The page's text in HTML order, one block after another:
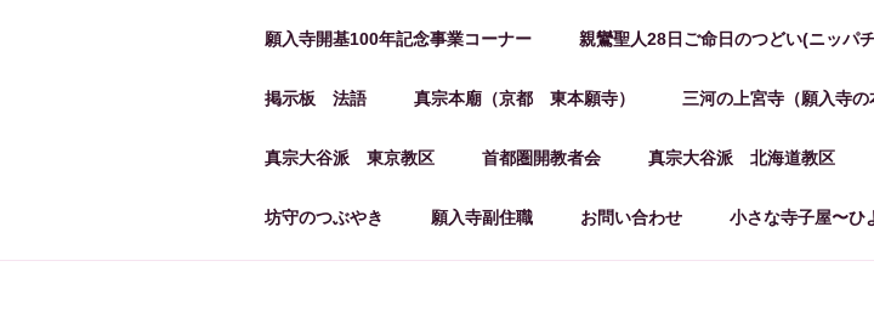
願入寺開基100年記念事業コーナー 親鸞聖人28日ご命日のつどい(ニッパ
掲示板 法語 真宗本廟（京都 東本願寺） 三河の上宮寺（願入寺の
真宗大谷派 東京教区 首都圏開教者会 真宗大谷派 北海道教区
坊守のつぶやき 願入寺副住職 お問い合わせ 小さな寺子屋〜